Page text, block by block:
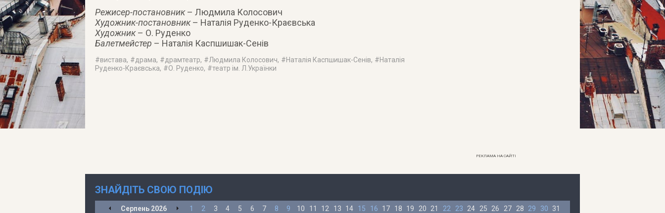
Режисер-постановник– Людмила Колосович
Художник-постановник– Наталія Руденко-Краєвська
Художник– О. Руденко
Балетмейстер – Наталія Каcпшишак-Сенів
#вистава, #драма, #драмтеатр, #Людмила Колосович, #Наталія Каcпшишак-Сенів, #Наталія
Руденко-Краєвська, #О. Руденко, #театр ім. Л.Українки
РЕКЛАМА НА САЙТІ
ЗНАЙДІТЬ СВОЮ ПОДІЮ
Серпень 2026 1 2 3 4 5 6 7 8 9 10 11 12 13 14 15 16 17 18 19 20 21 22 23 24 25 26 27 28 29 30 31